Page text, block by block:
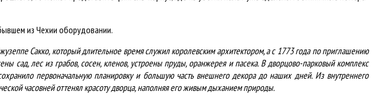
из Чехии оборудовании.
Сакко, который длительное время служил королевским архитектором, а с 1773 года по приглашению
сад, лес из грабов, сосен, кленов, устроены пруды, оранжерея и пасека. В дворцово-парковый комплекс
первоначальную планировку и большую часть внешнего декора до наших дней. Из внутреннего
часовней оттенял красоту дворца, наполняя его живым дыханием природы.